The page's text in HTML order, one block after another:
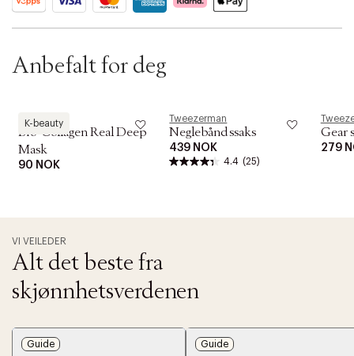
Anbefalt for deg
K-beauty
Biodance
Bio-Collagen Real Deep
Mask
90 NOK
Tweezerman
Neglebåndssaks
439 NOK
4.4 (25)
Gear
279
VI VEILEDER
Alt det beste fra
skjønnhetsverdenen
Guide Guide